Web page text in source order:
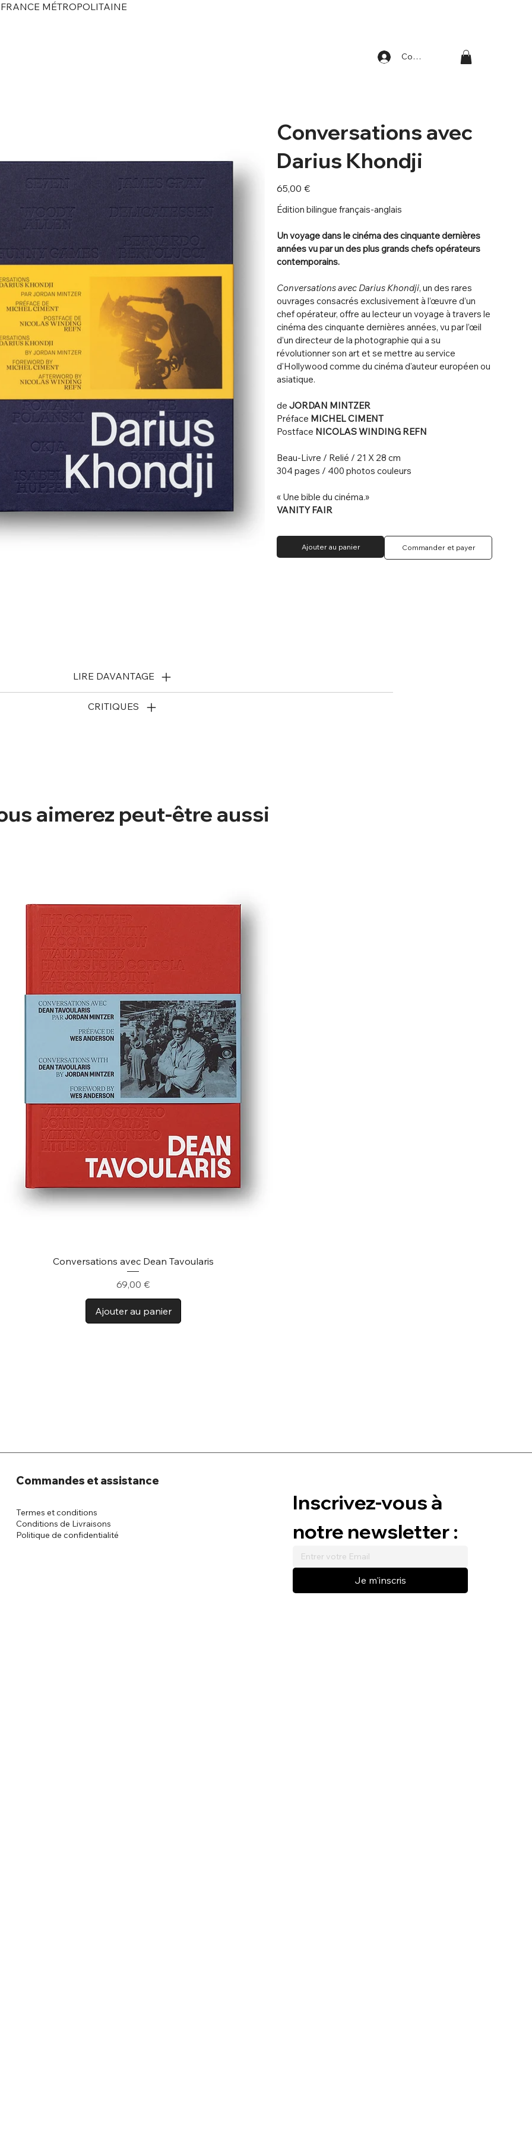
MÉTROPOLITAINE
Compte
Conversations avec
Darius Khondji
Prix
65,00 €
Édition bilingue français-anglais
Un voyage dans le cinéma des cinquante dernières
années vu par un des plus grands chefs opérateurs
contemporains.
Conversations avec Darius Khondji, un des rares
ouvrages consacrés exclusivement à l’œuvre d’un
chef opérateur, offre au lecteur un voyage à travers le
cinéma des cinquante dernières années, vu par l’œil
d’un directeur de la photographie qui a su
révolutionner son art et se mettre au service
d'Hollywood comme du cinéma d'auteur européen ou
asiatique.
de JORDAN MINTZER
Préface MICHEL CIMENT
Postface NICOLAS WINDING REFN
Beau-Livre / Relié / 21 X 28 cm
304 pages / 400 photos couleurs
« Une bible du cinéma.»
VANITY FAIR
Ajouter au panier Commander et payer
aimerez peut-être aussi
Conversations avec Dean Tavoularis
Prix
69,00 €
Ajouter au panier
LIRE DAVANTAGE
CRITIQUES
Commandes et assistance
Termes et conditions
Conditions de Livraisons
Politique de confidentialité
Inscrivez-vous à
notre newsletter :
Je m'inscris